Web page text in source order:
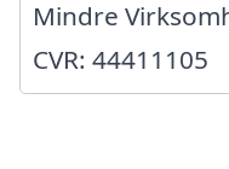
Mindre
CVR: 44411105